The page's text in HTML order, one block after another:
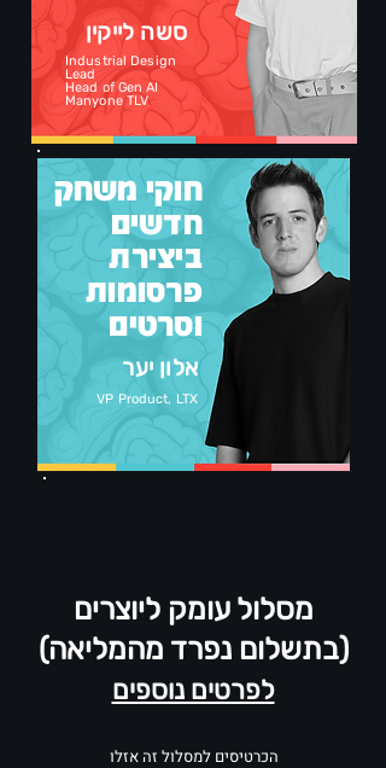
סשה לייקין
Industrial Design
Lead
Head of Gen AI
Manyone TLV
מסלול עומק ליוצרים
(בתשלום נפרד מהמליאה)
לפרטים נוספים
הכרטיסים למסלול זה אזלו
חוקי משחק
חדשים
ביצירת
פרסומות
וסרטים
אלון יער
VP Product, LTX